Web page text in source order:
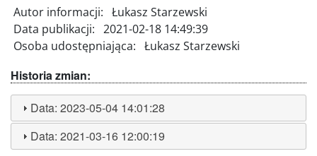
Autor informacji: Łukasz Starzewski
Data publikacji: 2021-02-18 14:49:39
Osoba udostępniająca: Łukasz Starzewski
Historia zmian:
Data:2023-05-04 14:01:28
Data:2021-03-16 12:00:19